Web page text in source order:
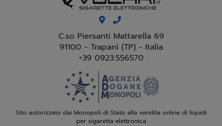
C.so Piersanti Mattarella 69
91100 - Trapani (TP) - Italia
+39 0923.556570
Sito autorizzato dai Monopoli di Stato alla vendita online di liquidi
per sigaretta elettronica